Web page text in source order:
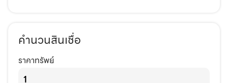
คำนวนสินเชื่อ
ราคาทรัพย์